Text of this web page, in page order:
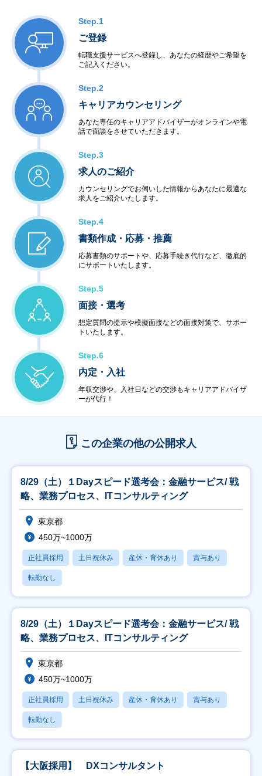
Step.1
ご登録
転職支援サービスへ登録し、あなたの経歴やご希望を
ご記入ください。
Step.2
キャリアカウンセリング
あなた専任のキャリアアドバイザーがオンラインや電
話で面談をさせていただきます。
Step.3
求人のご紹介
カウンセリングでお伺いした情報からあなたに最適な
求人をご紹介いたします。
Step.4
書類作成・応募・推薦
応募書類のサポートや、応募手続き代行など、徹底的
にサポートいたします。
Step.5
面接・選考
想定質問の提示や模擬面接などの面接対策で、サポー
トいたします。
Step.6
内定・入社
年収交渉や、入社日などの交渉もキャリアアドバイザ
ーが代行！
この企業の他の公開求人
8/29（土）１Dayスピード選考会：金融サービス/ 戦
略、業務プロセス、ITコンサルティング
東京都
450万~1000万
正社員採用 土日祝休み 産休・育休あり 賞与あり
転勤なし
8/29（土）１Dayスピード選考会：金融サービス/ 戦
略、業務プロセス、ITコンサルティング
東京都
450万~1000万
正社員採用 土日祝休み 産休・育休あり 賞与あり
転勤なし
【大阪採用】 DXコンサルタント